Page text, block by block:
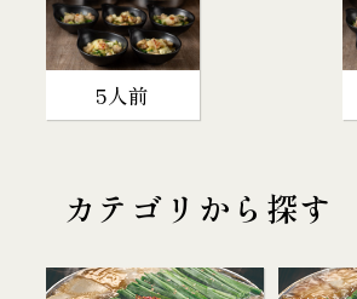
5人前
カテゴリから探す